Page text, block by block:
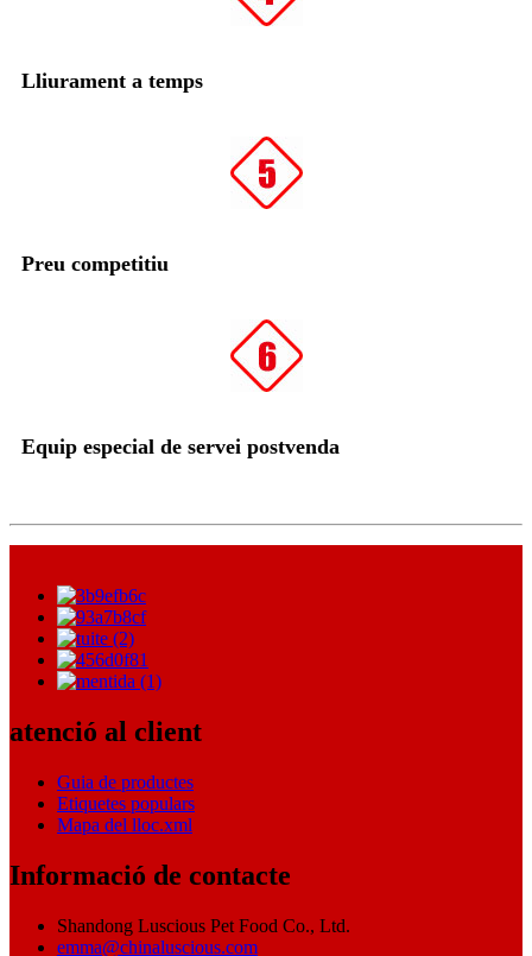
Lliurament a temps
Preu competitiu
Equip especial de servei postvenda
atenció al client
Guia de productes
Etiquetes populars
Mapa del lloc.xml
Informació de contacte
Shandong Luscious Pet Food Co., Ltd.
emma@chinaluscious.com